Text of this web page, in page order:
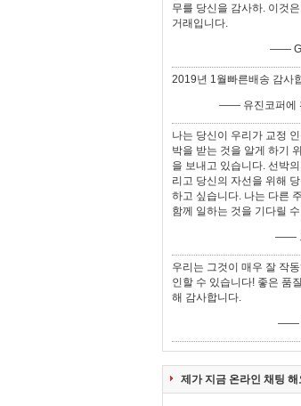
무를 당신을 감사하. 이것
거래입니다.
——
2019년 1월빠른배송 감사
—— 유진코퍼에
나는 당신이 우리가 교정
박을 받는 것을 알게 하기
을 보내고 있습니다. 선박
리고 당신의 자선을 위해
하고 싶습니다. 나는 다른
함께 일하는 것을 기다릴
——
우리는 그것이 매우 잘 작
인할 수 있습니다! 좋은 품
해 감사합니다.
——
제가 지금 온라인 채팅 해